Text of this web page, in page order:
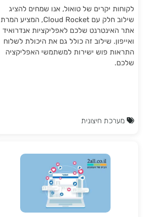
לקוחות יקרים של טואול, אנו שמחים להציג
שילוב חלק עם Cloud Rocket, המציע המרת
אתר האינטרנט שלכם לאפליקציות אנדרואיד
ואייפון. שילוב זה כולל גם את היכולת לשלוח
התראות פוש ישירות למשתמשי האפליקציה
שלכם.
מערכת חיצונית